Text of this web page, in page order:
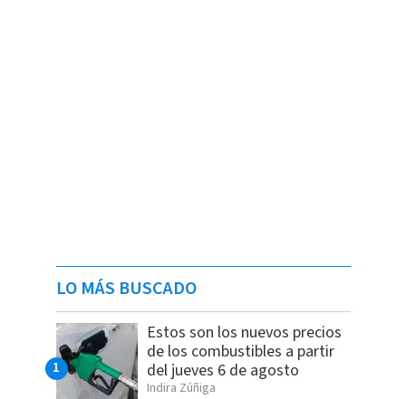
LO MÁS BUSCADO
Estos son los nuevos precios
de los combustibles a partir
del jueves 6 de agosto
Indira Zúñiga